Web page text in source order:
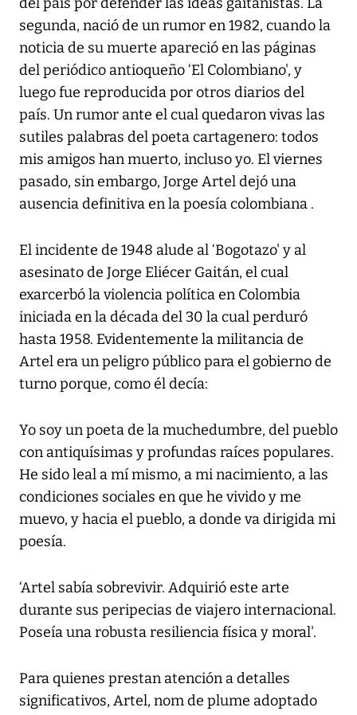
del país por defender las ideas gaitanistas. La
segunda, nació de un rumor en 1982, cuando la
noticia de su muerte apareció en las páginas
del periódico antioqueño ‘El Colombiano', y
luego fue reproducida por otros diarios del
país. Un rumor ante el cual quedaron vivas las
sutiles palabras del poeta cartagenero: todos
mis amigos han muerto, incluso yo. El viernes
pasado, sin embargo, Jorge Artel dejó una
ausencia definitiva en la poesía colombiana .
El incidente de 1948 alude al ‘Bogotazo' y al
asesinato de Jorge Eliécer Gaitán, el cual
exarcerbó la violencia política en Colombia
iniciada en la década del 30 la cual perduró
hasta 1958. Evidentemente la militancia de
Artel era un peligro público para el gobierno de
turno porque, como él decía:
Yo soy un poeta de la muchedumbre, del pueblo
con antiquísimas y profundas raíces populares.
He sido leal a mí mismo, a mi nacimiento, a las
condiciones sociales en que he vivido y me
muevo, y hacia el pueblo, a donde va dirigida mi
poesía.
‘Artel sabía sobrevivir. Adquirió este arte
durante sus peripecias de viajero internacional.
Poseía una robusta resiliencia física y moral'.
Para quienes prestan atención a detalles
significativos, Artel, nom de plume adoptado